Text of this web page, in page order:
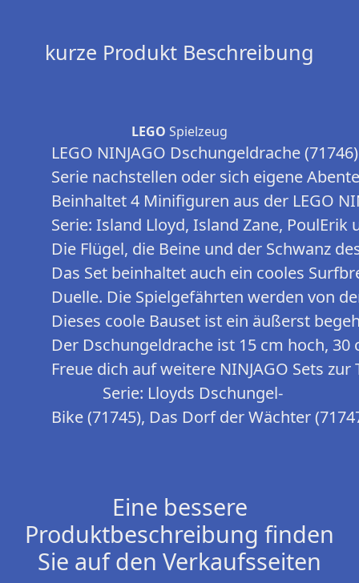
kurze Produkt Beschreibung
LEGO Spielzeug
LEGO NINJAGO Dschungeldrache
Serie nachstellen oder sich eigene
Beinhaltet 4 Minifiguren aus der LEGO
Serie: Island Lloyd, Island Zane,
Die Flügel, die Beine und der Schwanz
Das Set beinhaltet auch ein cooles
Duelle. Die Spielgefährten werden von
Dieses coole Bauset ist ein äußerst
Der Dschungeldrache ist 15 cm hoch,
Freue dich auf weitere NINJAGO Sets zur
Serie: Lloyds Dschungel-
Bike (71745), Das Dorf der Wächter
Eine bessere
Produktbeschreibung finden
Sie auf den Verkaufsseiten